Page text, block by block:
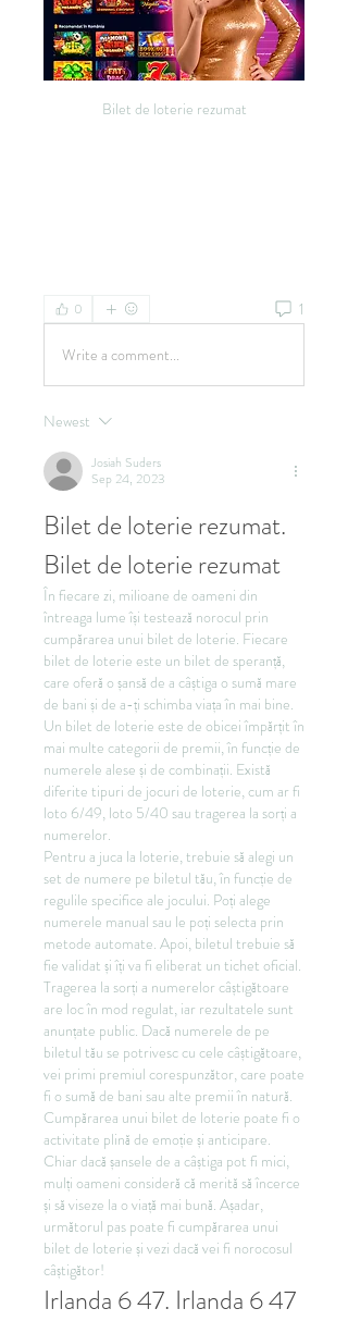
Bilet de loterie rezumat
0 1
Write a comment...
Newest
Josiah Suders
Sep 24, 2023
Bilet de loterie rezumat.
Bilet de loterie rezumat
În fiecare zi, milioane de oameni din
întreaga lume își testează norocul prin
cumpărarea unui bilet de loterie. Fiecare
bilet de loterie este un bilet de speranță,
care oferă o șansă de a câștiga o sumă mare
de bani și de a-ți schimba viața în mai bine.
Un bilet de loterie este de obicei împărțit în
mai multe categorii de premii, în funcție de
numerele alese și de combinații. Există
diferite tipuri de jocuri de loterie, cum ar fi
loto 6/49, loto 5/40 sau tragerea la sorți a
numerelor.
Pentru a juca la loterie, trebuie să alegi un
set de numere pe biletul tău, în funcție de
regulile specifice ale jocului. Poți alege
numerele manual sau le poți selecta prin
metode automate. Apoi, biletul trebuie să
fie validat și îți va fi eliberat un tichet oficial.
Tragerea la sorți a numerelor câștigătoare
are loc în mod regulat, iar rezultatele sunt
anunțate public. Dacă numerele de pe
biletul tău se potrivesc cu cele câștigătoare,
vei primi premiul corespunzător, care poate
fi o sumă de bani sau alte premii în natură.
Cumpărarea unui bilet de loterie poate fi o
activitate plină de emoție și anticipare.
Chiar dacă șansele de a câștiga pot fi mici,
mulți oameni consideră că merită să încerce
și să viseze la o viață mai bună. Așadar,
următorul pas poate fi cumpărarea unui
bilet de loterie și vezi dacă vei fi norocosul
câștigător!
Irlanda 6 47. Irlanda 6 47